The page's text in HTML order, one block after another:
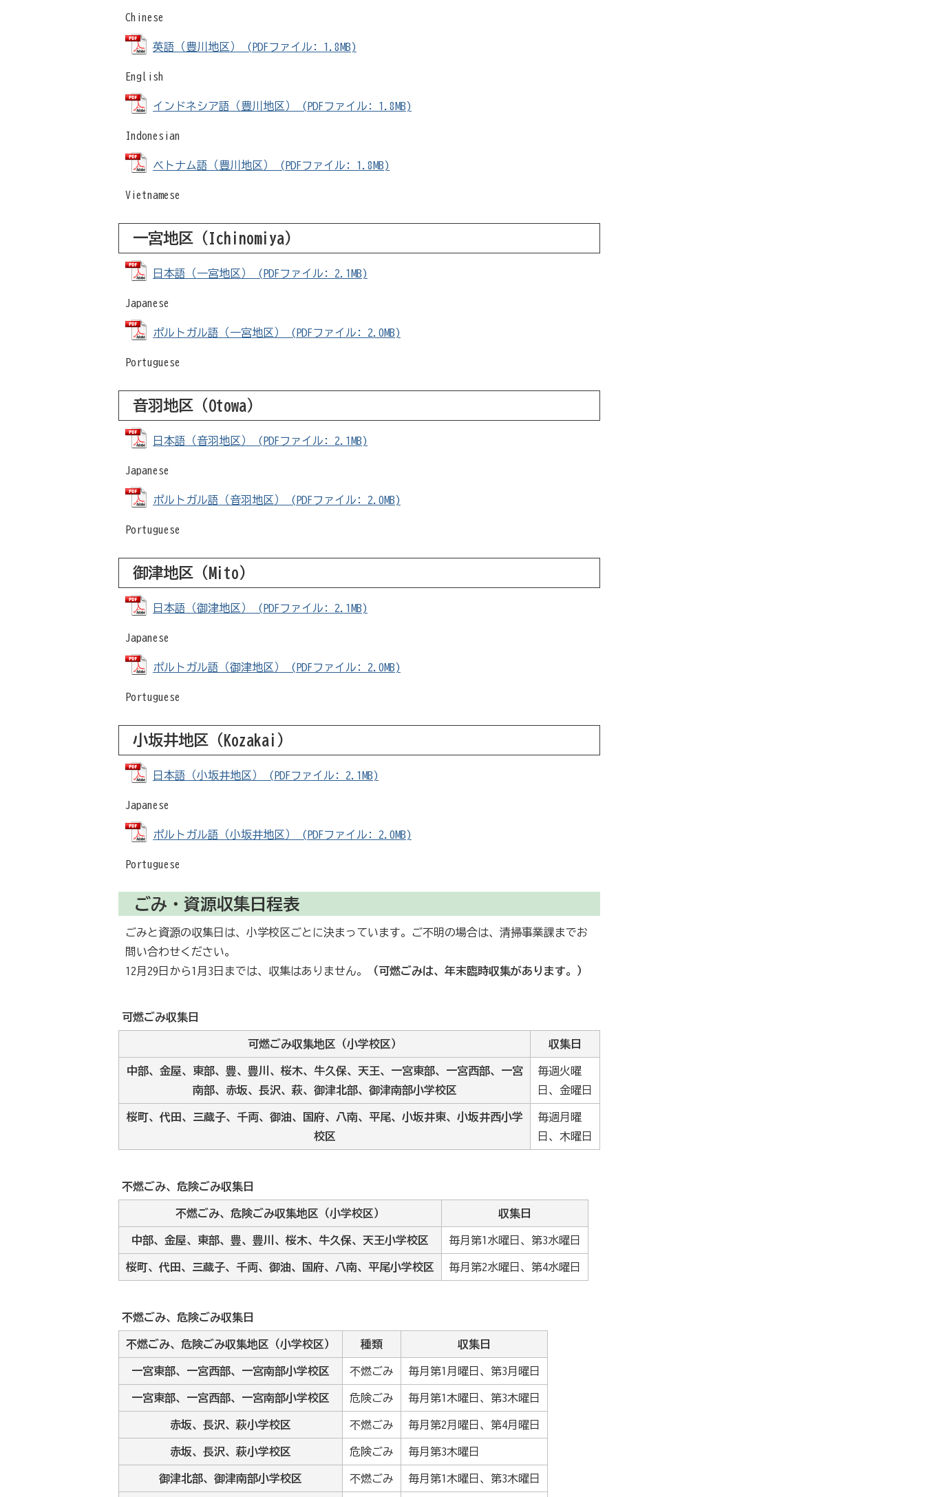
Chinese
英語（豊川地区） (PDFファイル: 1.8MB)
English
インドネシア語（豊川地区） (PDFファイル: 1.8MB)
Indonesian
ベトナム語（豊川地区） (PDFファイル: 1.8MB)
Vietnamese
一宮地区（ Ichinomiya）
日本語（一宮地区） (PDFファイル: 2.1MB)
Japanese
ポルトガル語（一宮地区） (PDFファイル: 2.0MB)
Portuguese
音羽地区（Otowa）
日本語（音羽地区） (PDFファイル: 2.1MB)
Japanese
ポルトガル語（音羽地区） (PDFファイル: 2.0MB)
Portuguese
御津地区（ Mito）
日本語（御津地区） (PDFファイル: 2.1MB)
Japanese
ポルトガル語（御津地区） (PDFファイル: 2.0MB)
Portuguese
小坂井地区（ Kozakai ）
日本語（小坂井地区） (PDFファイル: 2.1MB)
Japanese
ポルトガル語（小坂井地区） (PDFファイル: 2.0MB)
Portuguese
ごみ・資源収集日程表
ごみと資源の収集日は、小学校区ごとに決まっています。ご不明の場合は、清掃事業課までお
問い合わせください。
12月29日から1月3日までは、収集はありません。
（可燃ごみは、年末臨時収集があります。）
可燃ごみ収集日
可燃ごみ収集地区（小学校区） 収集日
中部、金屋、東部、豊、豊川、桜木、牛久保、天王、一宮東部、一宮西部、一宮
南部、赤坂、長沢、萩、御津北部、御津南部小学校区
毎週火曜
日、金曜日
桜町、代田、三蔵子、千両、御油、国府、八南、平尾、小坂井東、小坂井西小学
校区
毎週月曜
日、木曜日
不燃ごみ、危険ごみ収集日
不燃ごみ、危険ごみ収集地区（小学校区） 収集日
中部、金屋、東部、豊、豊川、桜木、牛久保、天王小学校区 毎月第1水曜日、第3水曜日
桜町、代田、三蔵子、千両、御油、国府、八南、平尾小学校区 毎月第2水曜日、第4水曜日
不燃ごみ、危険ごみ収集日
不燃ごみ、危険ごみ収集地区（小学校区） 種類 収集日
一宮東部、一宮西部、一宮南部小学校区 不燃ごみ 毎月第1月曜日、第3月曜日
一宮東部、一宮西部、一宮南部小学校区 危険ごみ 毎月第1木曜日、第3木曜日
赤坂、長沢、萩小学校区 不燃ごみ 毎月第2月曜日、第4月曜日
赤坂、長沢、萩小学校区 危険ごみ 毎月第3木曜日
御津北部、御津南部小学校区 不燃ごみ 毎月第1木曜日、第3木曜日